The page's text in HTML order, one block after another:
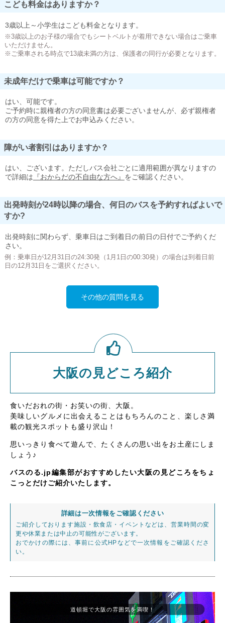
こども料金はありますか？
3歳以上～小学生はこども料金となります。
※3歳以上のお子様の場合でもシートベルトが着用できない場合はご乗車
いただけません。
※ご乗車される時点で13歳未満の方は、保護者の同行が必要となります。
未成年だけで乗車は可能ですか？
はい、可能です。
ご予約時に親権者の方の同意書は必要ございませんが、必ず親権者
の方の同意を得た上でお申込みください。
障がい者割引はありますか？
はい、ございます。ただしバス会社ごとに適用範囲が異なりますの
で詳細は 『おからだの不自由な方へ』 をご確認ください。
出発時刻が24時以降の場合、何日のバスを予約すればよいで
すか?
出発時刻に関わらず、乗車日はご到着日の前日の日付でご予約くだ
さい。
例：乗車日が12月31日の24:30発（1月1日の00:30発）の場合は到着日前
日の12月31日をご選択ください。
その他の質問を見る
大阪の見どころ紹介
食いだおれの街・お笑いの街、大阪。
美味しいグルメに出会えることはもちろんのこと、楽しさ満
載の観光スポットも盛り沢山！
思いっきり食べて遊んで、たくさんの思い出をお土産にしま
しょう♪
バスのる.jp編集部がおすすめしたい大阪の見どころをちょ
こっとだけご紹介いたします。
詳細は一次情報をご確認ください
ご紹介しております施設・飲食店・イベントなどは、営業時間の変
更や休業または中止の可能性がございます。
おでかけの際には、事前に公式HPなどで一次情報をご確認くださ
い。
道頓堀で大阪の雰囲気を満喫！